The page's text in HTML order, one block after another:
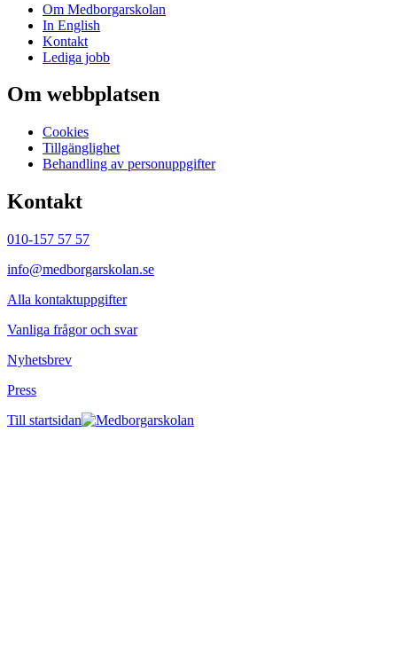
Om Medborgarskolan
In English
Kontakt
Lediga jobb
Om webbplatsen
Cookies
Tillgänglighet
Behandling av personuppgifter
Kontakt
010-157 57 57
info@medborgarskolan.se
Alla kontaktuppgifter
Vanliga frågor och svar
Nyhetsbrev
Press
Till startsidan